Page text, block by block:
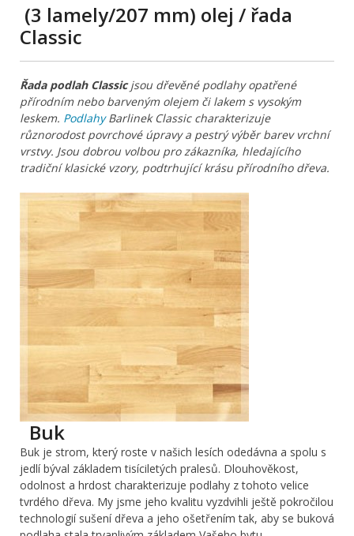
(3 lamely/207 mm) olej / řada
Classic
Řada podlah Classicjsou dřevěné podlahy opatřené
přírodním nebo barveným olejem či lakem s vysokým
leskem. PodlahyBarlinek Classic charakterizuje
různorodost povrchové úpravy a pestrý výběr barev vrchní
vrstvy. Jsou dobrou volbou pro zákazníka, hledajícího
tradiční klasické vzory, podtrhující krásu přírodního dřeva.
Buk
Buk je strom, který roste v našich lesích odedávna a spolu s
jedlí býval základem tisíciletých pralesů. Dlouhověkost,
odolnost a hrdost charakterizuje podlahy z tohoto velice
tvrdého dřeva. My jsme jeho kvalitu vyzdvihli ještě pokročilou
technologií sušení dřeva a jeho ošetřením tak, aby se buková